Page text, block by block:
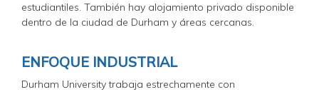
estudiantiles. También hay alojamiento privado disponible
dentro de la ciudad de Durham y áreas cercanas.
ENFOQUE INDUSTRIAL
Durham University trabaja estrechamente con